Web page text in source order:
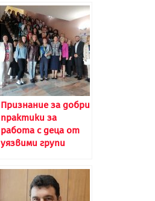
Признание за добри
практики за
работа с деца от
уязвими групи